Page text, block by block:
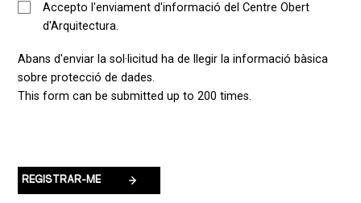
Accepto l'enviament d'informació del Centre Obert
d'Arquitectura.
Abans d'enviar la sol·licitud ha de llegir la informació bàsica
sobre protecció de dades.
This form can be submitted up to 200 times.